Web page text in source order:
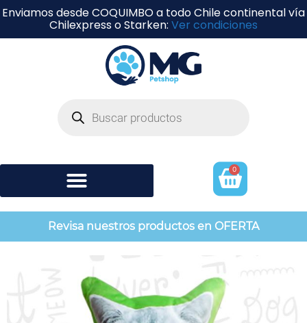
Enviamos desde COQUIMBO a todo Chile continental vía
Chilexpress o Starken: Ver condiciones
0
Revisa nuestros productos en OFERTA